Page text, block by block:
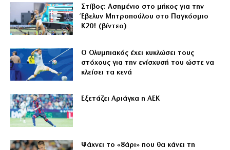
Στίβος: Ασημένιο στο μήκος για την
Έβελυν Μητροπούλου στο Παγκόσμιο
Κ20! (βίντεο)
Ο Ολυμπιακός έχει κυκλώσει τους
στόχους για την ενίσχυσή του ώστε να
κλείσει τα κενά
Εξετάζει Αριάγκα η ΑΕΚ
Ψάχνει το «8άρι» που θα κάνει τη